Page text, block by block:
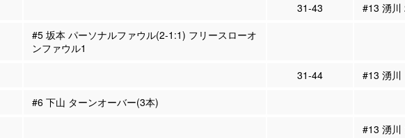
31-43 #13 湧川
#5 坂本 パーソナルファウル(2-1:1) フリースローオ
ンファウル1
31-44
#13 湧川
#6 下山 ターンオーバー(3本)
#13 湧川